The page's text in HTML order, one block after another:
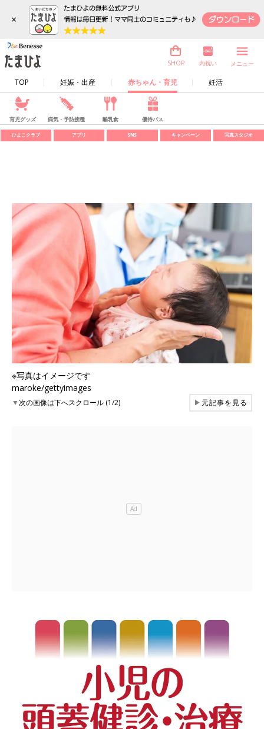
×
TOP 妊娠・出産 赤ちゃん・育児 妊活
SHOP 内祝い メニュー
育児グッズ 病気・予防接種 離乳食 優待パス
ひよこクラブ アプリ SNS キャンペーン 写真スタジオ
※写真はイメージです
maroke/gettyimages
▼次の画像は下へスクロール (1/2) ▶元記事を見る